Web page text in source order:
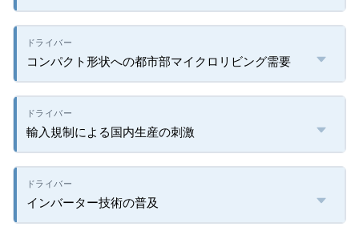
コンパクト形状への都市部マイクロリビング需要
輸入規制による国内生産の刺激
インバーター技術の普及